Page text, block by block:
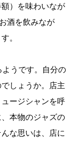
）を味わいなが
酒を飲みなが
。
うです。自分の
しょうか。店主
ージシャンを呼
本物のジャズの
な思いは、店に